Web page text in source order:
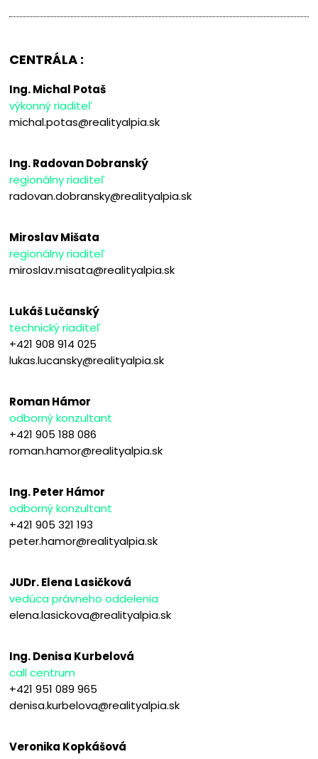
CENTRÁLA :
Ing. Michal Potaš
výkonný riaditeľ
michal.potas@realityalpia.sk
Ing. Radovan Dobranský
regionálny riaditeľ
radovan.dobransky@realityalpia.sk
Miroslav Mišata
regionálny riaditeľ
miroslav.misata@realityalpia.sk
Lukáš Lučanský
technický riaditeľ
+421 908 914 025
lukas.lucansky@realityalpia.sk
Roman Hámor
odborný konzultant
+421 905 188 086
roman.hamor@realityalpia.sk
Ing. Peter Hámor
odborný konzultant
+421 905 321 193
peter.hamor@realityalpia.sk
JUDr. Elena Lasičková
vedúca právneho oddelenia
elena.lasickova@realityalpia.sk
Ing. Denisa Kurbelová
call centrum
+421 951 089 965
denisa.kurbelova@realityalpia.sk
Veronika Kopkášová